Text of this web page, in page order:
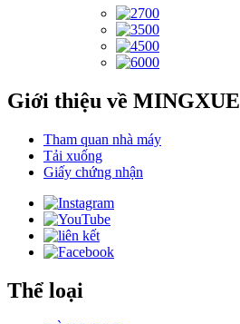
Giới thiệu về MINGXUE
Tham quan nhà máy
Tải xuống
Giấy chứng nhận
Thể loại